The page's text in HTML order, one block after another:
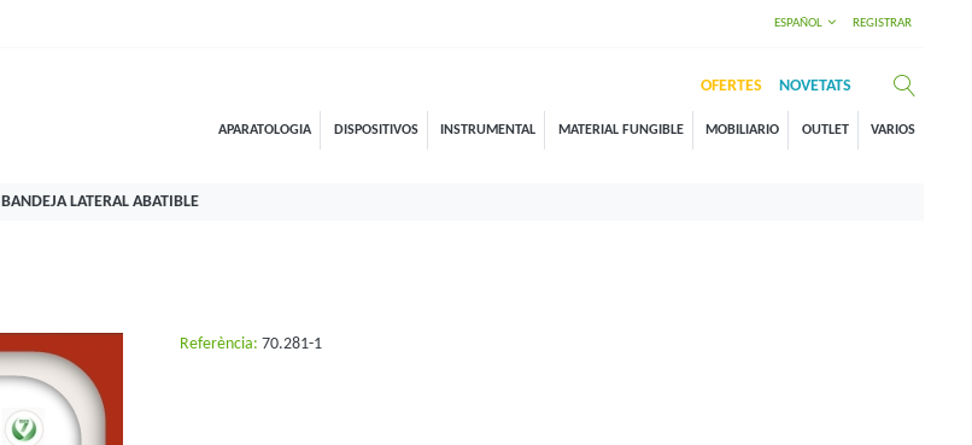
ESPAÑOL REGISTRAR
OFERTES NOVETATS
APARATOLOGIA DISPOSITIVOS INSTRUMENTAL MATERIAL FUNGIBLE MOBILIARIO OUTLET VARIOS
BANDEJA LATERAL ABATIBLE
Referència: 70.281-1